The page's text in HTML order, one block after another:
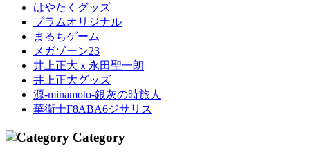
はやたくグッズ
プラムオリジナル
まるちゲーム
メガゾーン23
井上正大ｘ永田聖一朗
井上正大グッズ
源-minamoto-銀灰の時旅人
華衛士F8ABA6ジサリス
Category